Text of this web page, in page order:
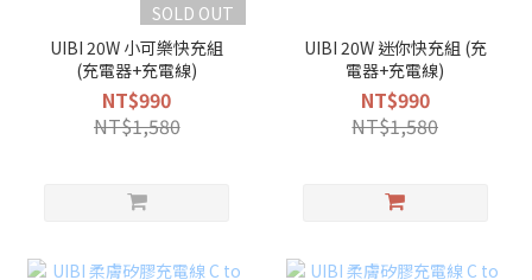
SOLD OUT
UIBI 20W 小可樂快充組
(充電器+充電線)
NT$990
NT$1,580
UIBI 20W 迷你快充組 (充
電器+充電線)
NT$990
NT$1,580